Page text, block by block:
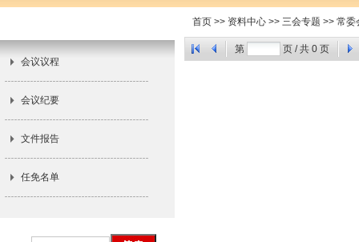
会议议程
会议纪要
文件报告
任免名单
首页 >> 资料中心 >> 三会专题 >> 常委
第 页 / 共 0 页